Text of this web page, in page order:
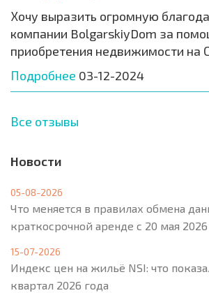
Хочу выразить огромную
компании BolgarskiyDom за
приобретения недвижимости на
Подробнее 03-12-2024
Все отзывы
Новости
05-08-2026
Что меняется в правилах обмена
краткосрочной аренде с 20 мая 2026
15-07-2026
Индекс цен на жильё NSI: что
квартал 2026 года